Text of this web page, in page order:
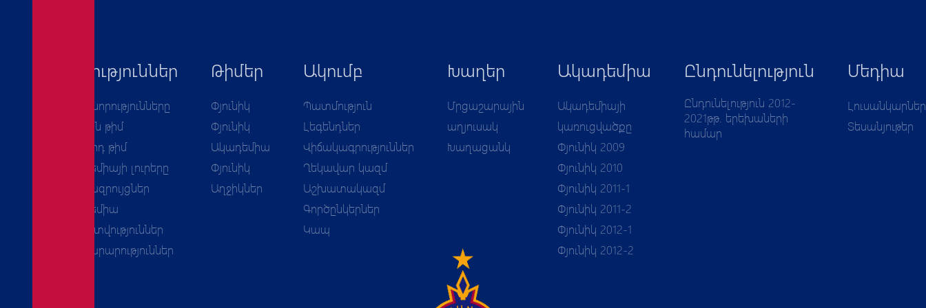
Նորություններ
Բոլոր նորությունները
Առաջին թիմ
Երկրորդ թիմ
Ակադեմիայի լուրերը
Հարցազրույցներ
Ակադեմիա
Հաշվետվություններ
Հայտարարություններ
Թիմեր
Փյունիկ
Փյունիկ
Ակադեմիա
Փյունիկ
Աղջիկներ
Ակումբ
Պատմություն
Լեգենդներ
Վիճակագրություններ
Ղեկավար կազմ
Աշխատակազմ
Գործընկերներ
Կապ
Խաղեր
Մրցաշարային
աղյուսակ
Խաղացանկ
Ակադեմիա
Ակադեմիայի
կառուցվածքը
Փյունիկ 2009
Փյունիկ 2010
Փյունիկ 2011-1
Փյունիկ 2011-2
Փյունիկ 2012-1
Փյունիկ 2012-2
Ընդունելություն
Ընդունելություն 2012-
2021թթ. երեխաների
համար
Մեդիա
Լուսանկարներ
Տեսանյութեր